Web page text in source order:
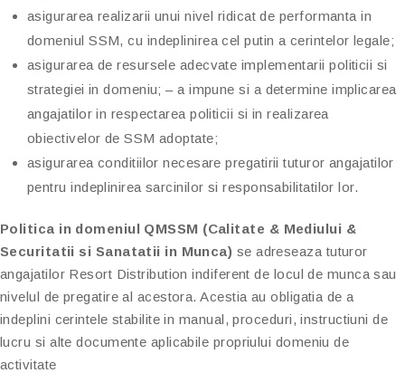
asigurarea realizarii unui nivel ridicat de performanta in
domeniul SSM, cu indeplinirea cel putin a cerintelor legale;
asigurarea de resursele adecvate implementarii politicii si
strategiei in domeniu; – a impune si a determine implicarea
angajatilor in respectarea politicii si in realizarea
obiectivelor de SSM adoptate;
asigurarea conditiilor necesare pregatirii tuturor angajatilor
pentru indeplinirea sarcinilor si responsabilitatilor lor.
Politica in domeniul QMSSM (Calitate & Mediului &
Securitatii si Sanatatii in Munca) se adreseaza tuturor
angajatilor Resort Distribution indiferent de locul de munca sau
nivelul de pregatire al acestora. Acestia au obligatia de a
indeplini cerintele stabilite in manual, proceduri, instructiuni de
lucru si alte documente aplicabile propriului domeniu de
activitate